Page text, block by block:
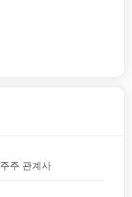
주주 관계사